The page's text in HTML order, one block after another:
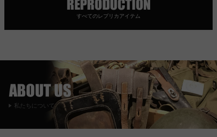
すべてのレプリカアイテム
私たちについて